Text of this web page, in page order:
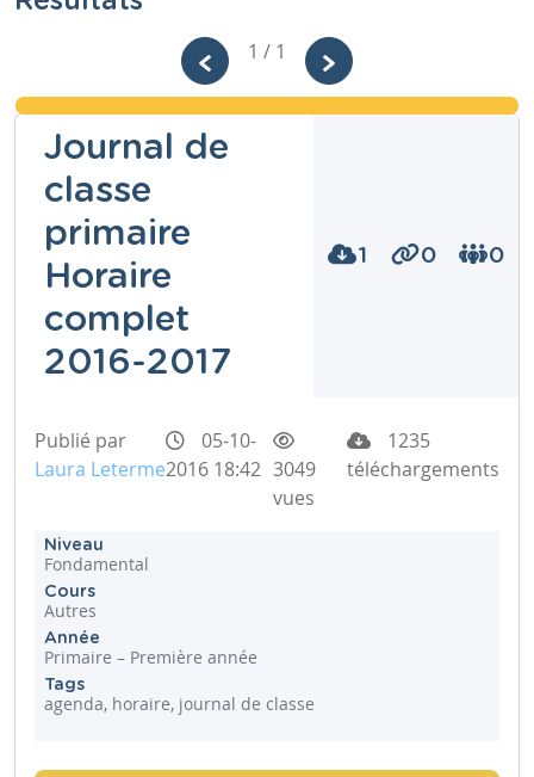
1 / 1
Journal de
classe
primaire
Horaire
complet
2016-2017
1 0 0
Publié par
Laura Leterme
05-10-
2016 18:42 3049
vues
1235
téléchargements
Niveau
Fondamental
Cours
Autres
Année
Primaire – Première année
Tags
agenda, horaire, journal de classe